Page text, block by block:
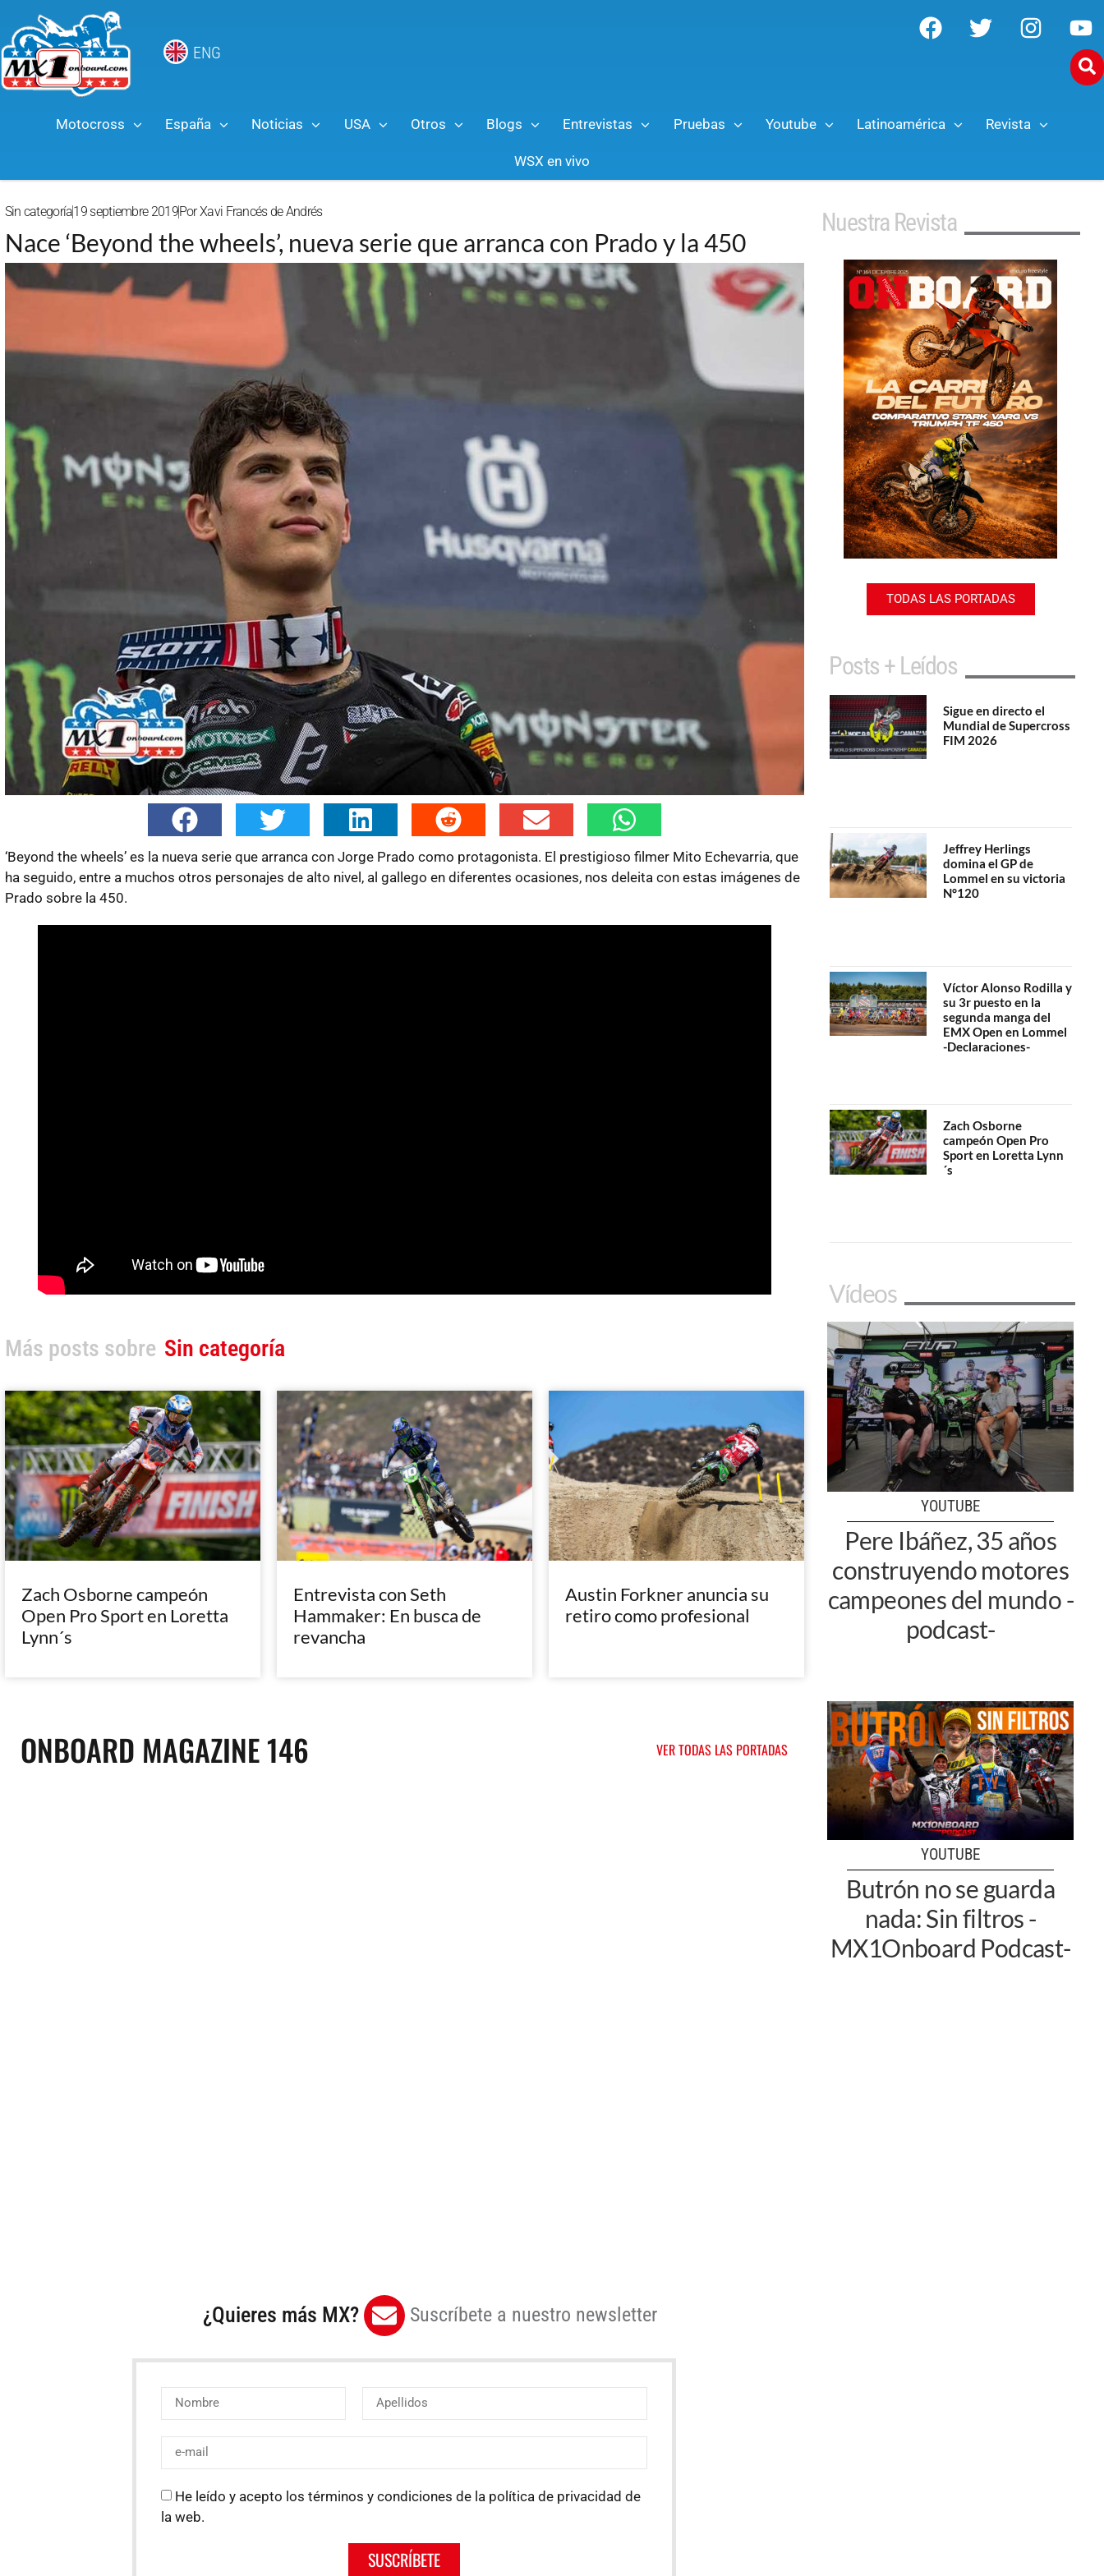
ENG
Motocross España Noticias USA Otros Blogs Entrevistas Pruebas Youtube Latinoamérica Revista
WSX en vivo
Sin categoría19 septiembre 2019PorXavi Francés de Andrés
Nace ‘Beyond the wheels’, nueva serie que arranca con Prado y la 450
‘Beyond the wheels’ es la nueva serie que arranca con Jorge Prado como protagonista. El prestigioso filmer Mito Echevarria, que
ha seguido, entre a muchos otros personajes de alto nivel, al gallego en diferentes ocasiones, nos deleita con estas imágenes de
Prado sobre la 450.
Más posts sobre Sin categoría
Zach Osborne campeón
Open Pro Sport en Loretta
Lynn´s
Entrevista con Seth
Hammaker: En busca de
revancha
Austin Forkner anuncia su
retiro como profesional
ONBOARD MAGAZINE 146 VER TODAS LAS PORTADAS
¿Quieres más MX? Suscríbete a nuestro newsletter
He leído y acepto los términos y condiciones de la política de privacidad de
la web.
SUSCRÍBETE
Nuestra Revista
TODAS LAS PORTADAS
Posts + Leídos
Sigue en directo el
Mundial de Supercross
FIM 2026
Jeffrey Herlings
domina el GP de
Lommel en su victoria
N°120
Víctor Alonso Rodilla y
su 3r puesto en la
segunda manga del
EMX Open en Lommel
-Declaraciones-
Zach Osborne
campeón Open Pro
Sport en Loretta Lynn
´s
Vídeos
YOUTUBE
Pere Ibáñez, 35 años
construyendo motores
campeones del mundo -
podcast-
YOUTUBE
Butrón no se guarda
nada: Sin filtros -
MX1Onboard Podcast-